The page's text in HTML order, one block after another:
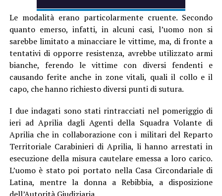
Le modalità erano particolarmente cruente. Secondo
quanto emerso, infatti, in alcuni casi, l’uomo non si
sarebbe limitato a minacciare le vittime, ma, di fronte a
tentativi di opporre resistenza, avrebbe utilizzato armi
bianche, ferendo le vittime con diversi fendenti e
causando ferite anche in zone vitali, quali il collo e il
capo, che hanno richiesto diversi punti di sutura.
I due indagati sono stati rintracciati nel pomeriggio di
ieri ad Aprilia dagli Agenti della Squadra Volante di
Aprilia che in collaborazione con i militari del Reparto
Territoriale Carabinieri di Aprilia, li hanno arrestati in
esecuzione della misura cautelare emessa a loro carico.
L’uomo è stato poi portato nella Casa Circondariale di
Latina, mentre la donna a Rebibbia, a disposizione